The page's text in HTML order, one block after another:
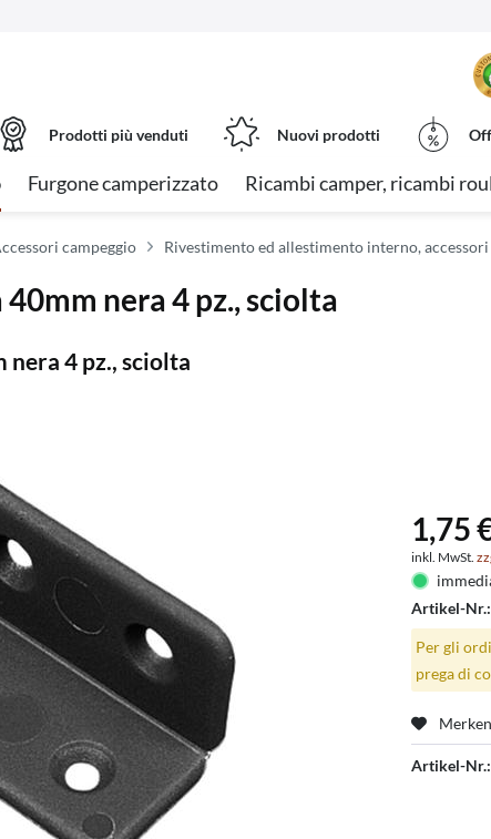
Prodotti più venduti Nuovi prodotti
Furgone camperizzato Ricambi camper, ricambi
campeggio Rivestimento ed allestimento interno,
nera 4 pz., sciolta
nera 4 pz., sciolta
1,75
inkl. MwSt.
Artikel-Nr.:
Per gli
prega di
Merken
Artikel-Nr.: